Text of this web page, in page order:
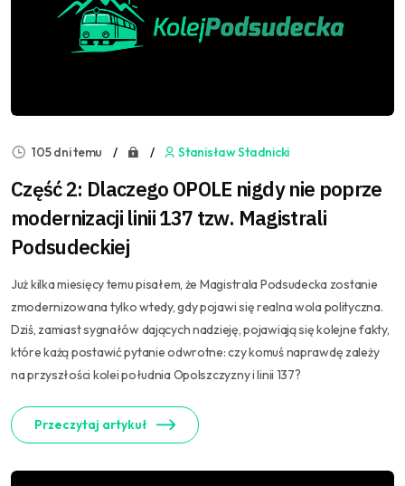
105 dni temu Stanisław Stadnicki
Część 2: Dlaczego OPOLE nigdy nie poprze
modernizacji linii 137 tzw. Magistrali
Podsudeckiej
Już kilka miesięcy temu pisałem, że Magistrala Podsudecka zostanie
zmodernizowana tylko wtedy, gdy pojawi się realna wola polityczna.
Dziś, zamiast sygnałów dających nadzieję, pojawiają się kolejne fakty,
które każą postawić pytanie odwrotne: czy komuś naprawdę zależy
na przyszłości kolei południa Opolszczyzny i linii 137?
Przeczytaj artykuł